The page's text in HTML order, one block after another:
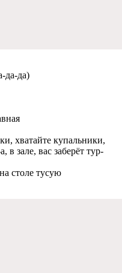
да-да)
хватайте купальники,
в зале, вас заберёт тур-
столе тусую